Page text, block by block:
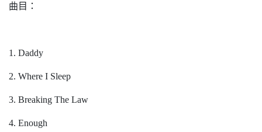
曲目：
1. Daddy
2. Where I Sleep
3. Breaking The Law
4. Enough